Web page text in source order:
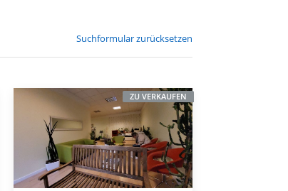
Suchformular zurücksetzen
ZU VERKAUFEN